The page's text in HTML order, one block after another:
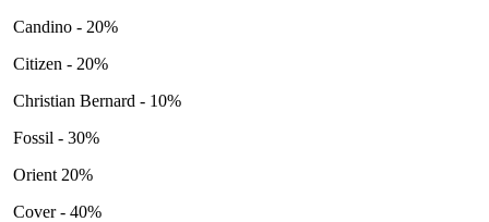
Candino - 20%
Citizen - 20%
Christian Bernard - 10%
Fossil - 30%
Orient 20%
Cover - 40%